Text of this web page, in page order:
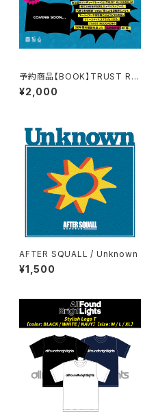
予約商品【BOOK】TRUST RE
CORDS 20TH ANNIVERSAR
Y SPECIAL MAGAZINE（仮）
¥2,000
AFTER SQUALL / Unknown
¥1,500